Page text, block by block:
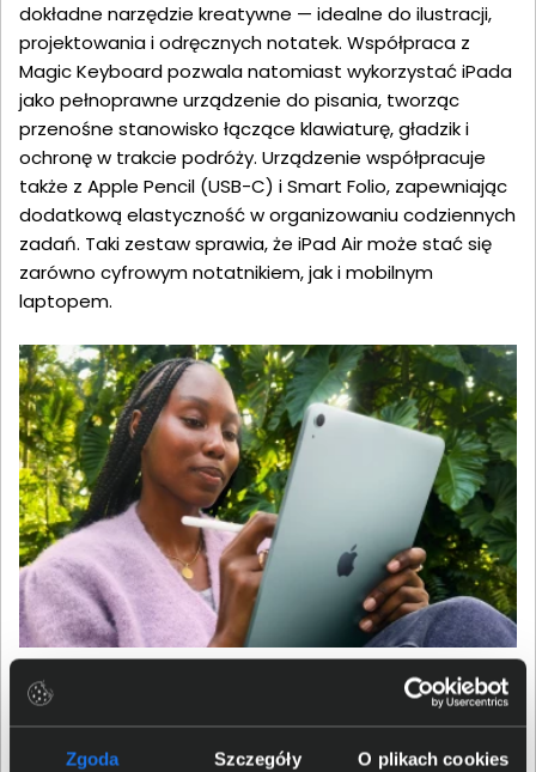
Zgoda Szczegóły O plikach cookies
dokładne narzędzie kreatywne — idealne do ilustracji,
projektowania i odręcznych notatek. Współpraca z
Magic Keyboard pozwala natomiast wykorzystać iPada
jako pełnoprawne urządzenie do pisania, tworząc
przenośne stanowisko łączące klawiaturę, gładzik i
ochronę w trakcie podróży. Urządzenie współpracuje
także z Apple Pencil (USB-C) i Smart Folio, zapewniając
dodatkową elastyczność w organizowaniu codziennych
zadań. Taki zestaw sprawia, że iPad Air może stać się
zarówno cyfrowym notatnikiem, jak i mobilnym
laptopem.
Łączność i aparaty gotowe
na każdy scenariusz